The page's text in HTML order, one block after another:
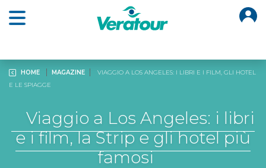
HOME MAGAZINE
VIAGGIO A LOS ANGELES: I LIBRI E I FILM, GLI HOTEL
E LE SPIAGGE
Viaggio a Los Angeles: i libri
e i film, la Strip e gli hotel più
famosi